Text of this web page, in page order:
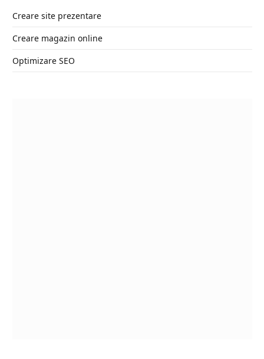
Creare site prezentare
Creare magazin online
Optimizare SEO